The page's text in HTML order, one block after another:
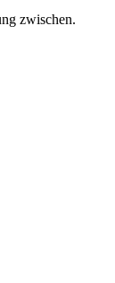
zwischen.